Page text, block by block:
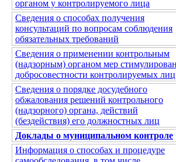
органом у контролируемого лица
Сведения о способах получения
консультаций по вопросам соблюдения
обязательных требований
Сведения о применении контрольным
(надзорным) органом мер
добросовестности контролируемых лиц
Сведения о порядке досудебного
обжалования решений контрольного
(надзорного) органа, действий
(бездействия) его должностных лиц
Доклады о муниципальном контроле
Информация о способах и процедуре